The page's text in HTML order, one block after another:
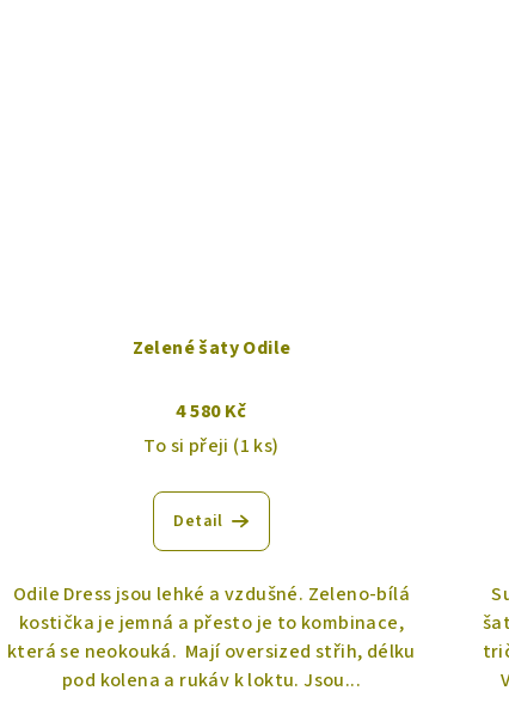
Zelené šaty Odile
4 580 Kč
To si přeji (1 ks)
Detail
Odile Dress jsou lehké a vzdušné. Zeleno-bílá
kostička je jemná a přesto je to kombinace,
která se neokouká. Mají oversized střih, délku
pod kolena a rukáv k loktu. Jsou...